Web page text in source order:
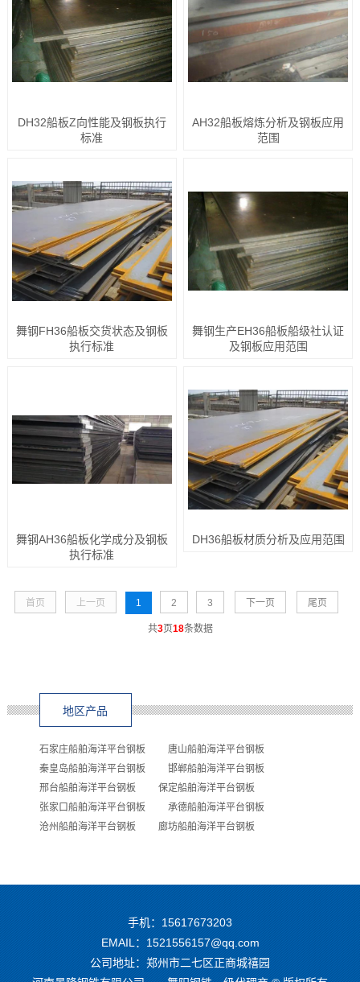
DH32船板Z向性能及钢板执行
标准
AH32船板熔炼分析及钢板应用
范围
舞钢FH36船板交货状态及钢板
执行标准
舞钢生产EH36船板船级社认证
及钢板应用范围
舞钢AH36船板化学成分及钢板
执行标准
DH36船板材质分析及应用范围
首页 上一页 1 2 3 下一页 尾页
共3页18条数据
地区产品
石家庄船舶海洋平台钢板
唐山船舶海洋平台钢板
秦皇岛船舶海洋平台钢板
邯郸船舶海洋平台钢板
邢台船舶海洋平台钢板
保定船舶海洋平台钢板
张家口船舶海洋平台钢板
承德船舶海洋平台钢板
沧州船舶海洋平台钢板
廊坊船舶海洋平台钢板
手机：15617673203
EMAIL：1521556157@qq.com
公司地址：郑州市二七区正商城禧园